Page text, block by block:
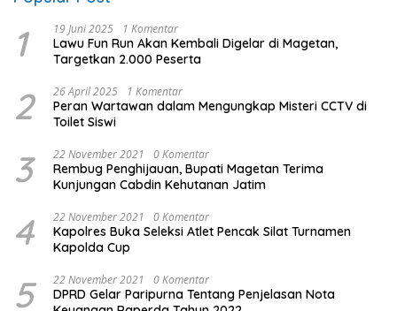
1 19 Juni 2025 1 Komentar
Lawu Fun Run Akan Kembali Digelar di Magetan,
Targetkan 2.000 Peserta
2 26 April 2025 1 Komentar
Peran Wartawan dalam Mengungkap Misteri CCTV di
Toilet Siswi
3 22 November 2021 0 Komentar
Rembug Penghijauan, Bupati Magetan Terima
Kunjungan Cabdin Kehutanan Jatim
4 22 November 2021 0 Komentar
Kapolres Buka Seleksi Atlet Pencak Silat Turnamen
Kapolda Cup
5 22 November 2021 0 Komentar
DPRD Gelar Paripurna Tentang Penjelasan Nota